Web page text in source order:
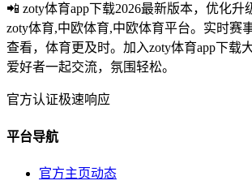
📲 zoty体育app下载2026最新版本，优化升
zoty体育,中欧体育,中欧体育平台。实时赛
查看，体育更及时。加入zoty体育app下载
爱好者一起交流，氛围轻松。
官方认证极速响应
平台导航
官方主页动态